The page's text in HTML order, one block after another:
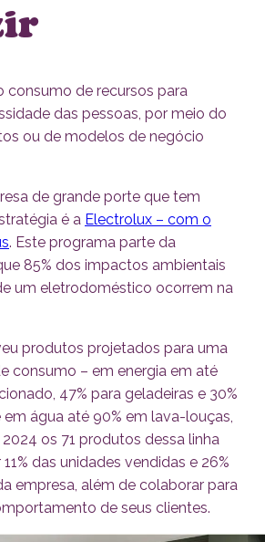
consumo de recursos para
das pessoas, por meio do
ou de modelos de negócio
de grande porte que tem
é a Electrolux – com o
. Este programa parte da
85% dos impactos ambientais
um eletrodoméstico ocorrem na
produtos projetados para uma
consumo – em energia em até
47% para geladeiras e 30%
em água até 90% em lava-louças,
os 71 produtos dessa linha
das unidades vendidas e 26%
empresa, além de colaborar para
de seus clientes.